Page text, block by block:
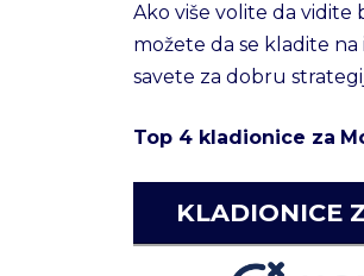
Ako više volite da
možete da se kladite
savete za dobru
Top 4 kladionice za
KLADIONICE